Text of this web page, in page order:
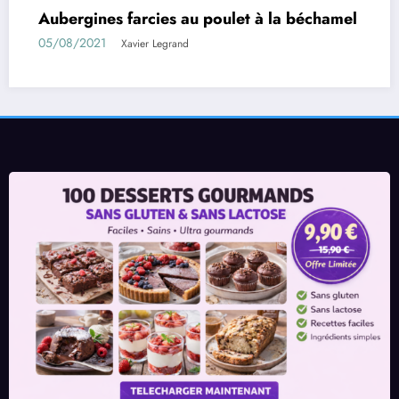
farcies au poulet à la béchamel
Xavier Legrand